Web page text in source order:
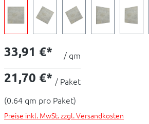
33,91 €* / qm
21,70 €* / Paket
(0.64 qm pro Paket)
Preise inkl. MwSt. zzgl. Versandkosten